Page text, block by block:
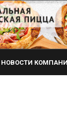
НОВОСТИ